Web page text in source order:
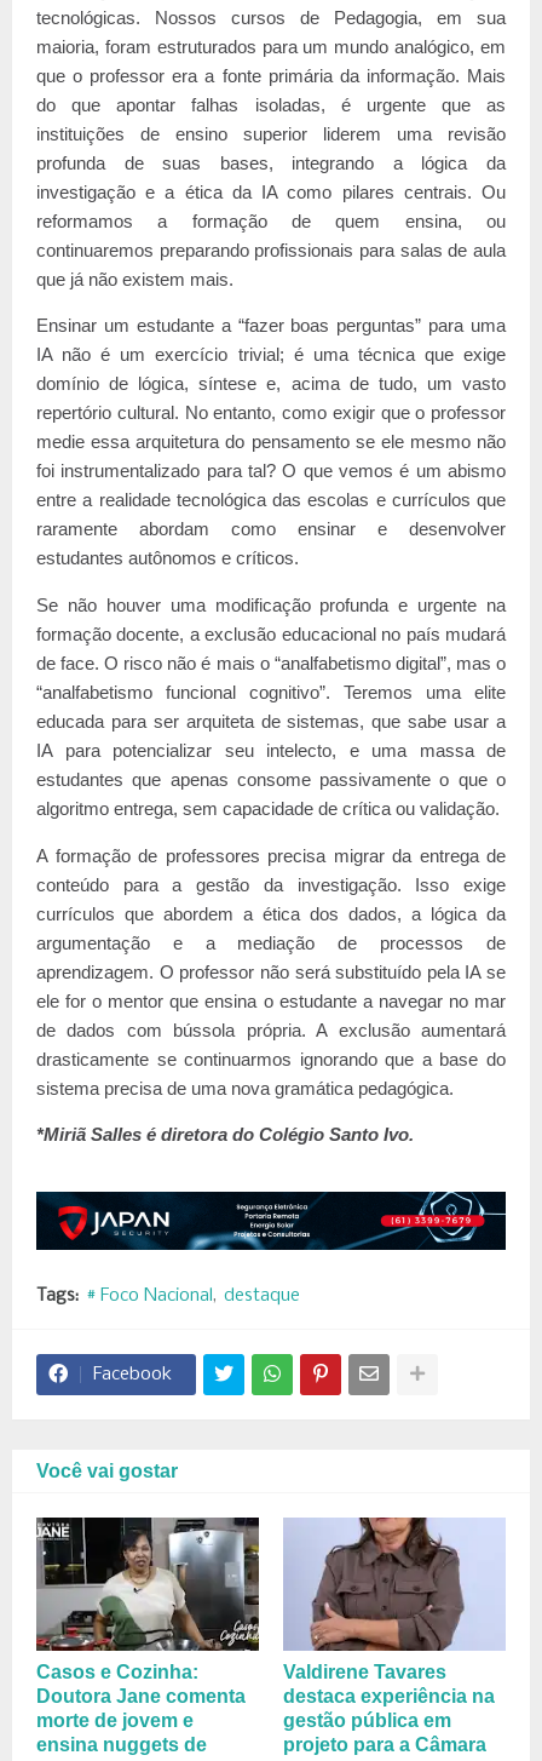
tecnológicas. Nossos cursos de Pedagogia, em sua
maioria, foram estruturados para um mundo analógico, em
que o professor era a fonte primária da informação. Mais
do que apontar falhas isoladas, é urgente que as
instituições de ensino superior liderem uma revisão
profunda de suas bases, integrando a lógica da
investigação e a ética da IA como pilares centrais. Ou
reformamos a formação de quem ensina, ou
continuaremos preparando profissionais para salas de aula
que já não existem mais.
Ensinar um estudante a “fazer boas perguntas” para uma
IA não é um exercício trivial; é uma técnica que exige
domínio de lógica, síntese e, acima de tudo, um vasto
repertório cultural. No entanto, como exigir que o professor
medie essa arquitetura do pensamento se ele mesmo não
foi instrumentalizado para tal? O que vemos é um abismo
entre a realidade tecnológica das escolas e currículos que
raramente abordam como ensinar e desenvolver
estudantes autônomos e críticos.
Se não houver uma modificação profunda e urgente na
formação docente, a exclusão educacional no país mudará
de face. O risco não é mais o “analfabetismo digital”, mas o
“analfabetismo funcional cognitivo”. Teremos uma elite
educada para ser arquiteta de sistemas, que sabe usar a
IA para potencializar seu intelecto, e uma massa de
estudantes que apenas consome passivamente o que o
algoritmo entrega, sem capacidade de crítica ou validação.
A formação de professores precisa migrar da entrega de
conteúdo para a gestão da investigação. Isso exige
currículos que abordem a ética dos dados, a lógica da
argumentação e a mediação de processos de
aprendizagem. O professor não será substituído pela IA se
ele for o mentor que ensina o estudante a navegar no mar
de dados com bússola própria. A exclusão aumentará
drasticamente se continuarmos ignorando que a base do
sistema precisa de uma nova gramática pedagógica.
*Miriã Salles é diretora do Colégio Santo Ivo.
Tags: # Foco Nacional destaque
Facebook
Você vai gostar
Casos e Cozinha:
Doutora Jane comenta
morte de jovem e
ensina nuggets de
Valdirene Tavares
destaca experiência na
gestão pública em
projeto para a Câmara